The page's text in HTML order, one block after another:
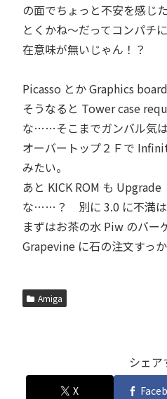
の面でちょっと不安を感じ
とくかね～だってコンパチ
在意味が無いじゃん！？
Picasso とか Graphics
そうなると Tower case
な……そこまでガンバル気
オーバートップ２Ｆで
みたい。
あと KICK ROM も
な……？ 別に 3.0 に不満は
まずはお茶の水 Piw のバー
Grapevine に石の注文すっ
Amiga
シェア
X